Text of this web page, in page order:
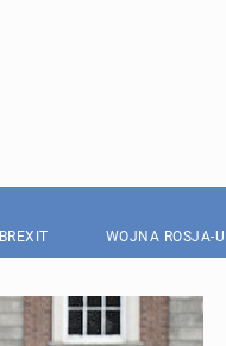
BREXIT WOJNA ROSJA-